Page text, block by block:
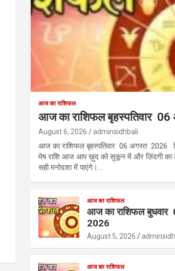
आज का राशिफल
आज का राशिफल बृहस्पतिवार
August 6, 2026 adminsidhbali
आज का राशिफल बृहस्पतिवार 06 अगस्त 2026
मेष राशि आज आप ख़ुद को सुकून में और ज़िंदगी का
सही मनोदशा में पाएंगे।…
आज का राशिफल
आज का राशिफल
2026
August 5, 2026
आज का राशिफल